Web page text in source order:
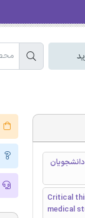
Critical
medical